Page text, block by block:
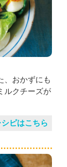
、おかずにも
ルクチーズが
ピはこちら